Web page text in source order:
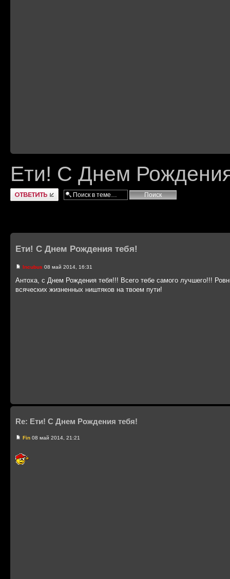
Ети! С Днем
Ответить
Ети! С Днем Рождения тебя!
Incubus 08 май 2014, 16:31
Антоха, с Днем Рождения тебя!!! Всего тебе самого лучшего!!!
всяческих жизненных ништяков на твоем пути!
Re: Ети! С Днем Рождения тебя!
Fin 08 май 2014, 21:21